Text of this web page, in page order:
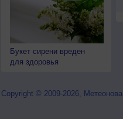
Букет сирени вреден
для здоровья
Copyright © 2009-2026, Метеонова